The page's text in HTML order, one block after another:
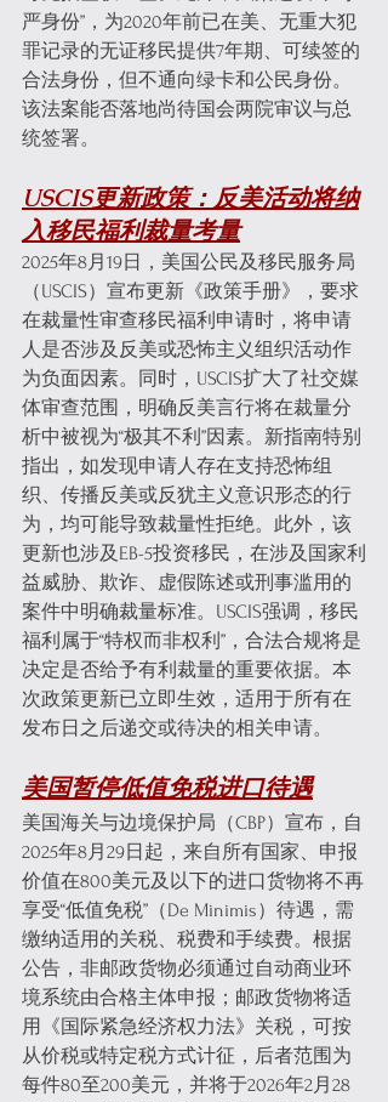
严身份”，为2020年前已在美、无重大犯
罪记录的无证移民提供7年期、可续签的
合法身份，但不通向绿卡和公民身份。
该法案能否落地尚待国会两院审议与总
统签署。
USCIS更新政策：反美活动将纳
入移民福利裁量考量
2025年8月19日，美国公民及移民服务局
（USCIS）宣布更新《政策手册》，要求
在裁量性审查移民福利申请时，将申请
人是否涉及反美或恐怖主义组织活动作
为负面因素。同时，USCIS扩大了社交媒
体审查范围，明确反美言行将在裁量分
析中被视为“极其不利”因素。新指南特别
指出，如发现申请人存在支持恐怖组
织、传播反美或反犹主义意识形态的行
为，均可能导致裁量性拒绝。此外，该
更新也涉及EB-5投资移民，在涉及国家利
益威胁、欺诈、虚假陈述或刑事滥用的
案件中明确裁量标准。USCIS强调，移民
福利属于“特权而非权利”，合法合规将是
决定是否给予有利裁量的重要依据。本
次政策更新已立即生效，适用于所有在
发布日之后递交或待决的相关申请。
美国暂停低值免税进口待遇
美国海关与边境保护局（CBP）宣布，自
2025年8月29日起，来自所有国家、申报
价值在800美元及以下的进口货物将不再
享受“低值免税”（De Minimis）待遇，需
缴纳适用的关税、税费和手续费。根据
公告，非邮政货物必须通过自动商业环
境系统由合格主体申报；邮政货物将适
用《国际紧急经济权力法》关税，可按
从价税或特定税方式计征，后者范围为
每件80至200美元，并将于2026年2月28